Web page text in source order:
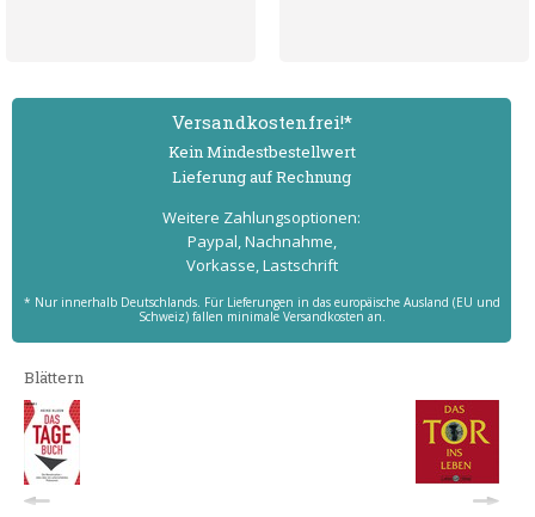
Versand­kostenfrei!*
Kein Mindest­bestell­wert
Lieferung auf Rechnung
Weitere Zahlungs­optionen:
Paypal, Nachnahme,
Vorkasse, Lastschrift
* Nur innerhalb Deutschlands. Für Lieferungen in das europäische Ausland (EU und
Schweiz) fallen minimale Versandkosten an.
Blättern